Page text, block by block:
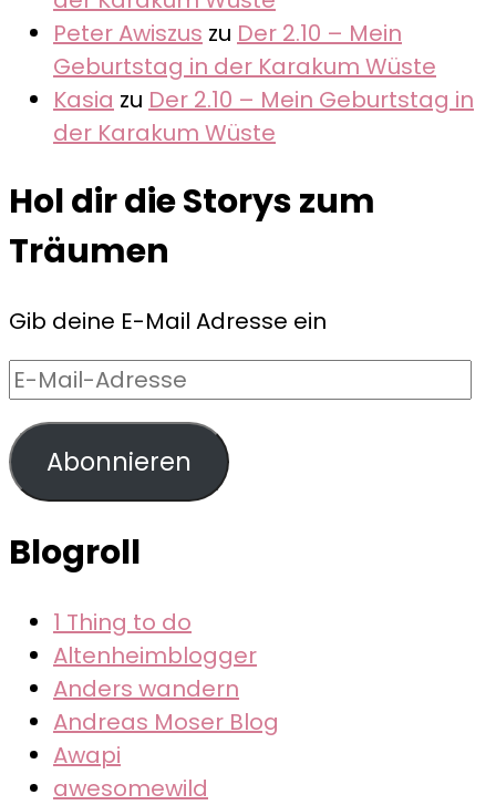
Peter Awiszus zu Der 2.10 – Mein
Geburtstag in der Karakum Wüste
Kasia zu Der 2.10 – Mein Geburtstag in
der Karakum Wüste
Hol dir die Storys zum
Träumen
Gib deine E-Mail Adresse ein
E-
Mail-
Adresse
Abonnieren
Blogroll
1 Thing to do
Altenheimblogger
Anders wandern
Andreas Moser Blog
Awapi
awesomewild